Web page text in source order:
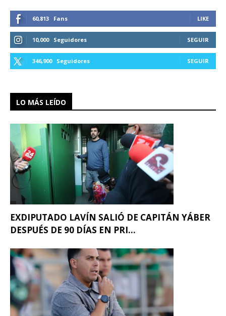
60,813 Fans LIKE
10,000 Seguidores SEGUIR
346,900 Seguidores SEGUIR
LO MÁS LEÍDO
EXDIPUTADO LAVÍN SALIÓ DE CAPITÁN YÁBER
DESPUÉS DE 90 DÍAS EN PRI...